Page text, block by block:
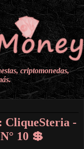
criptomonedas,
CliqueSteria -
10 💲